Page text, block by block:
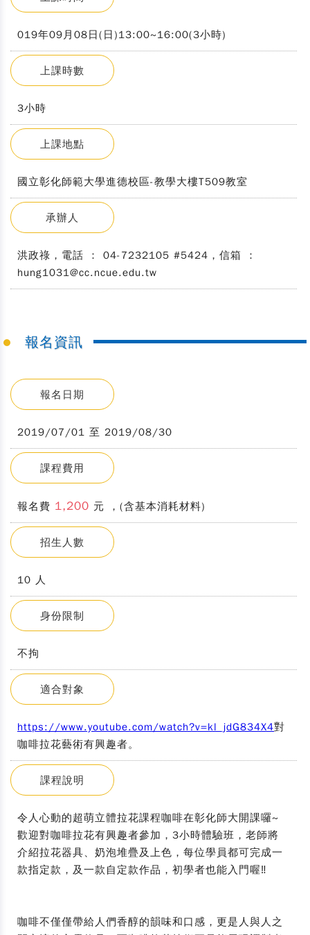
019年09月08日(日)13:00~16:00(3小時)
上課時數
3小時
上課地點
國立彰化師範大學進德校區-教學大樓T509教室
承辦人
洪政祿，電話 ： 04-7232105 #5424，信箱 ：
hung1031@cc.ncue.edu.tw
報名資訊
報名日期
2019/07/01 至 2019/08/30
課程費用
報名費 1,200 元 ，(含基本消耗材料)
招生人數
10 人
身份限制
不拘
適合對象
https://www.youtube.com/watch?v=kl_jdG834X4對
咖啡拉花藝術有興趣者。
課程說明
令人心動的超萌立體拉花課程咖啡在彰化師大開課囉~
歡迎對咖啡拉花有興趣者參加，3小時體驗班，老師將
介紹拉花器具、奶泡堆疊及上色，每位學員都可完成一
款指定款，及一款自定款作品，初學者也能入門喔‼
咖啡不僅僅帶給人們香醇的韻味和口感，更是人與人之